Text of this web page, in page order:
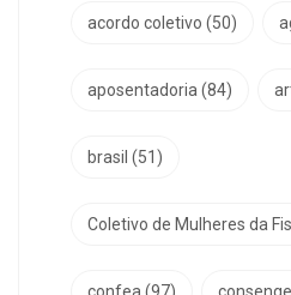
acordo coletivo (50)
aposentadoria(84)
brasil (51)
Coletivo de Mulheres da